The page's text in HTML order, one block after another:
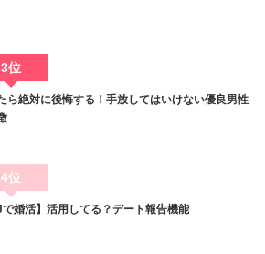
3位
ら絶対に後悔する！手放してはいけない優良男性
4位
で婚活】活用してる？デート報告機能